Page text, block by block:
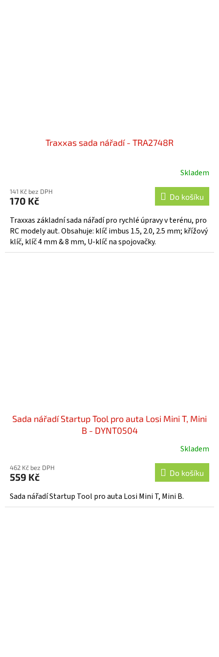
Traxxas sada nářadí - TRA2748R
Skladem
141 Kč bez DPH
170 Kč Do košíku
Traxxas základní sada nářadí pro rychlé úpravy v terénu, pro
RC modely aut. Obsahuje: klíč imbus 1.5, 2.0, 2.5 mm; křížový
klíč, klíč 4 mm & 8 mm, U-klíč na spojovačky.
Sada nářadí Startup Tool pro auta Losi Mini T, Mini
B - DYNT0504
Skladem
462 Kč bez DPH
559 Kč Do košíku
Sada nářadí Startup Tool pro auta Losi Mini T, Mini B.